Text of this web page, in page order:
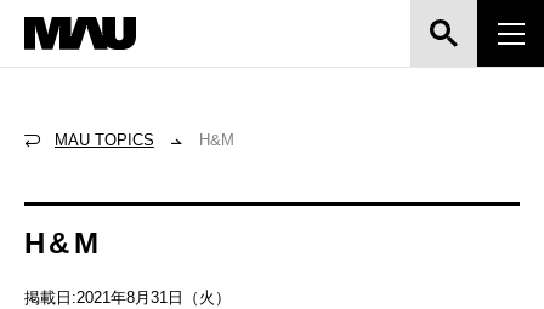
MAU TOPICS H&M
H&M
掲載日:2021年8月31日（火）